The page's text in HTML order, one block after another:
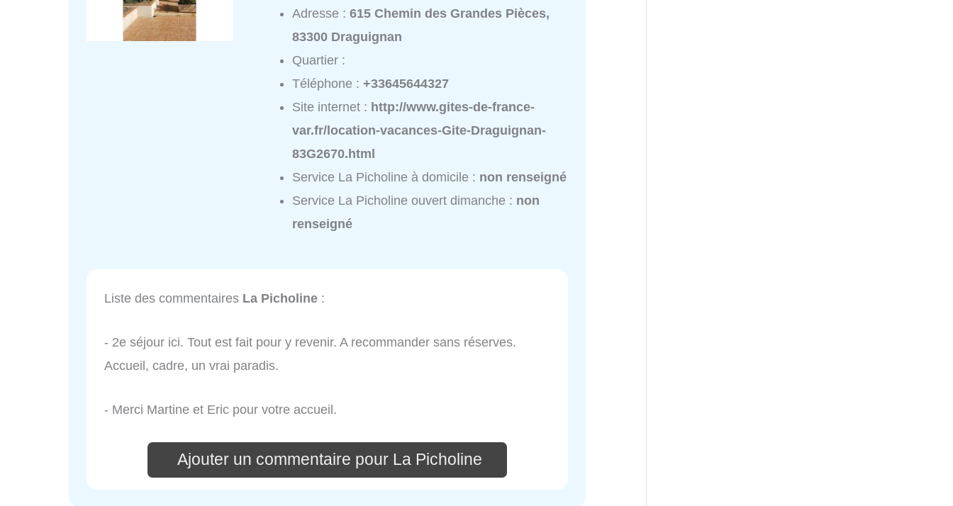
Adresse :615 Chemin des Grandes Pièces,
83300 Draguignan
Quartier :
Téléphone :+33645644327
Site internet : http://www.gites-de-france-
var.fr/location-vacances-Gite-Draguignan-
83G2670.html
Service La Picholine à domicile : non renseigné
Service La Picholine ouvert dimanche : non
renseigné
Liste des commentaires La Picholine :
- 2e séjour ici. Tout est fait pour y revenir. A recommander sans réserves.
Accueil, cadre, un vrai paradis.
- Merci Martine et Eric pour votre accueil.
Ajouter un commentaire pour La Picholine